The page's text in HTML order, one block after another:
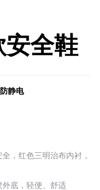
全鞋
静电
，红色三明治布内衬，
外底，轻便、舒适